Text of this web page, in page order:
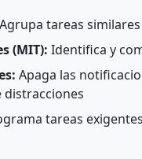
Agrupa tareas
(MIT): Identifica y
Apaga las
tareas